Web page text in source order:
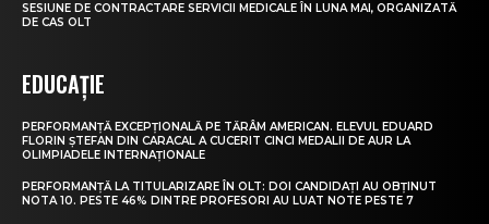
SESIUNE DE CONTRACTARE SERVICII MEDICALE ÎN LUNA MAI, ORGANIZATĂ
DE CAS OLT
EDUCAȚIE
PERFORMANȚĂ EXCEPȚIONALĂ PE TĂRÂM AMERICAN. ELEVUL EDUARD
FLORIN ȘTEFAN DIN CARACAL A CUCERIT CINCI MEDALII DE AUR LA
OLIMPIADELE INTERNAȚIONALE
PERFORMANȚĂ LA TITULARIZARE ÎN OLT: DOI CANDIDAȚI AU OBȚINUT
NOTA 10. PESTE 46% DINTRE PROFESORI AU LUAT NOTE PESTE 7